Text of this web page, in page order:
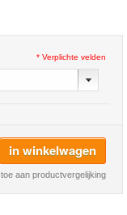
* Verplichte velden
in winkelwagen
toe aan productvergelijking